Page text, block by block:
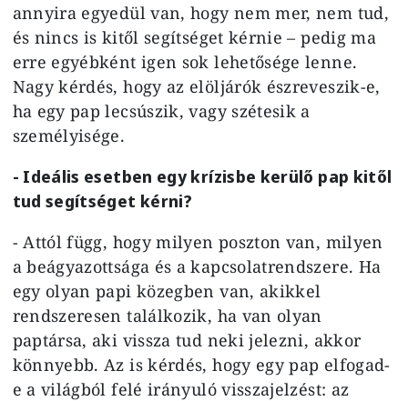
annyira egyedül van, hogy nem mer, nem tud,
és nincs is kitől segítséget kérnie – pedig ma
erre egyébként igen sok lehetősége lenne.
Nagy kérdés, hogy az elöljárók észreveszik-e,
ha egy pap lecsúszik, vagy szétesik a
személyisége.
- Ideális esetben egy krízisbe kerülő pap kitől
tud segítséget kérni?
- Attól függ, hogy milyen poszton van, milyen
a beágyazottsága és a kapcsolatrendszere. Ha
egy olyan papi közegben van, akikkel
rendszeresen találkozik, ha van olyan
paptársa, aki vissza tud neki jelezni, akkor
könnyebb. Az is kérdés, hogy egy pap elfogad-
e a világból felé irányuló visszajelzést: az